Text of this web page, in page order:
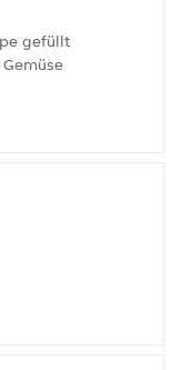
gefüllt